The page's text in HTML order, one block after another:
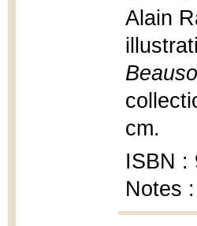
Alain
cm.
ISBN :
Notes